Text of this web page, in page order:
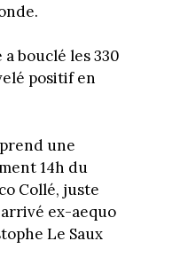
bouclé les 330
positif en
une
14h du
Collé, juste
ex-aequo
Le Saux